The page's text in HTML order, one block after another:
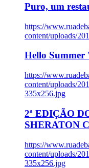
Puro, um
https://
content/uploads/
Hello Summer
https://
content/uploads/
335x256.jpg
2ª EDIÇÃO
SHERATON
https://
content/uploads/
335x256.jpg